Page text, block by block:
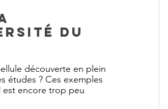
du
découverte en plein
études ? Ces exemples
est encore trop peu